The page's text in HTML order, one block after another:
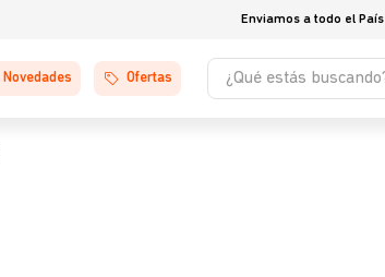
Enviamos a todo el País
Novedades Ofertas
¿Qué estás buscando?